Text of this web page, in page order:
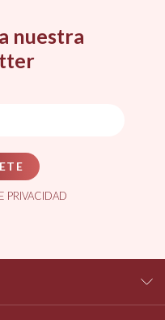
nuestra
PRIVACIDAD